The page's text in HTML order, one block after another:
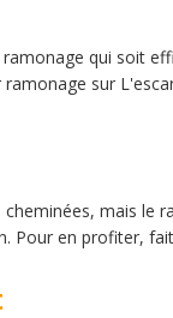
qui soit
sur
mais le
Pour en